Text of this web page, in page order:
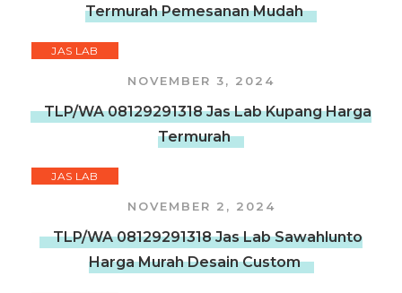
Termurah Pemesanan Mudah
JAS LAB
NOVEMBER 3, 2024
TLP/WA 08129291318 Jas Lab Kupang Harga
Termurah
JAS LAB
NOVEMBER 2, 2024
TLP/WA 08129291318 Jas Lab Sawahlunto
Harga Murah Desain Custom